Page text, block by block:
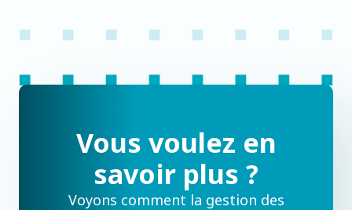
Vous voulez en
savoir plus ?
Voyons comment la gestion des